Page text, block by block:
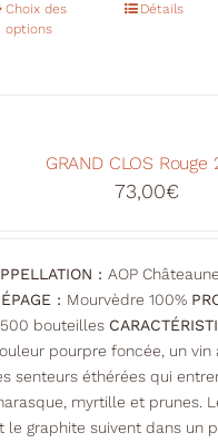
Choix des
options
Ce
options
peuvent
sur
la
page
produit
Détails
GRAND CLOS Rouge
73,00€
: AOP
: Mourvèdre 100%
500 bouteilles
pourpre foncée, un vin
senteurs éthérées qui
myrtille et prunes.
le graphite suivent dans un